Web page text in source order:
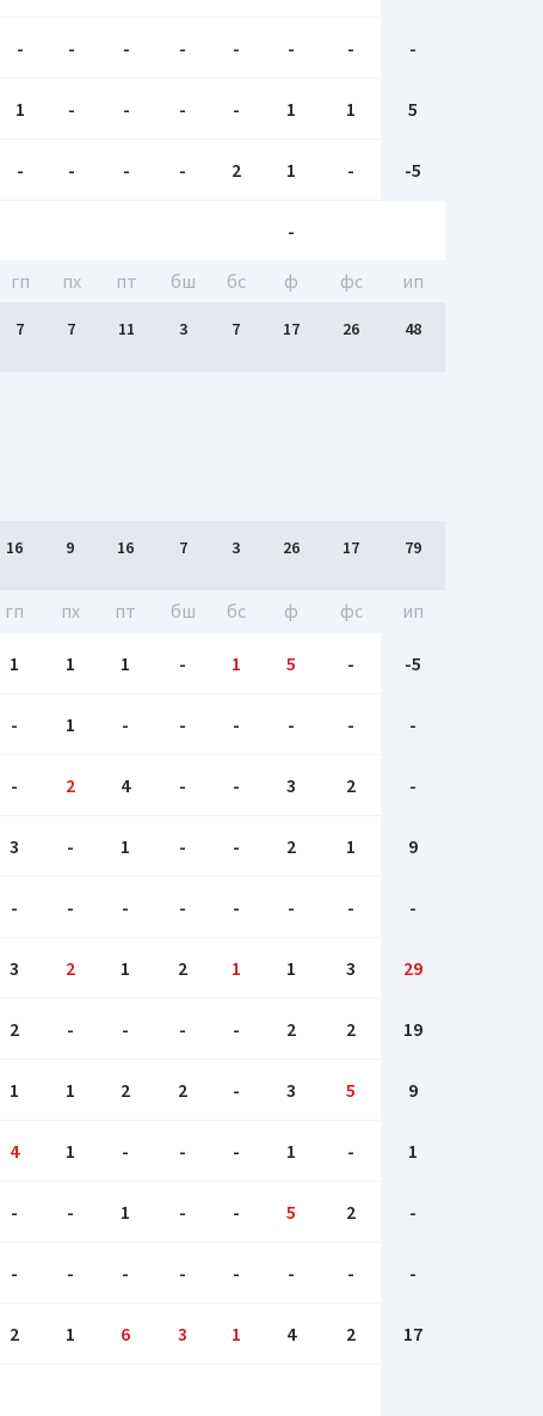
- - - - - - - -
1 - - - - 1 1 5
- - - - 2 1 - -5
-
гп пх пт бш бc ф фс ип
7 7 11 3 7 17 26 48
16 9 16 7 3 26 17 79
гп пх пт бш бc ф фс ип
1 1 1 - 1 5 - -5
- 1 - - - - - -
- 2 4 - - 3 2 -
3 - 1 - - 2 1 9
- - - - - - - -
3 2 1 2 1 1 3 29
2 - - - - 2 2 19
1 1 2 2 - 3 5 9
4 1 - - - 1 - 1
- - 1 - - 5 2 -
- - - - - - - -
2 1 6 3 1 4 2 17